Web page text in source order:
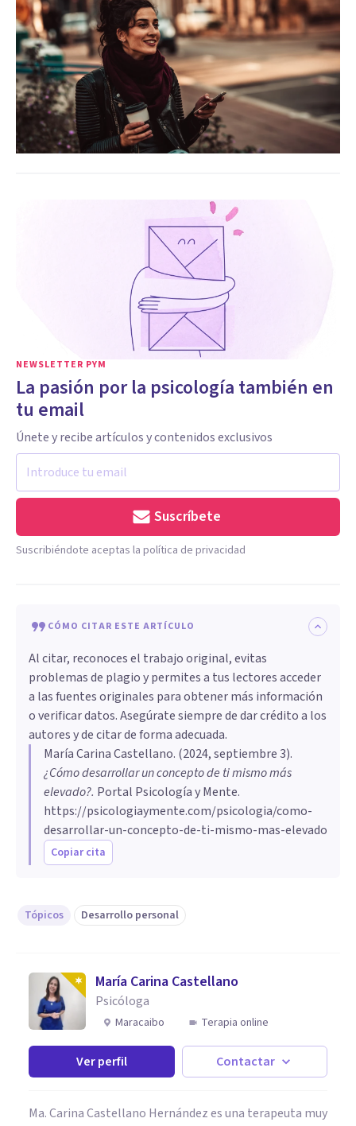
NEWSLETTER PYM
La pasión por la psicología también en
tu email
Únete y recibe artículos y contenidos exclusivos
Suscríbete
Suscribiéndote aceptas la política de privacidad
CÓMO CITAR ESTE ARTÍCULO
Al citar, reconoces el trabajo original, evitas
problemas de plagio y permites a tus lectores acceder
a las fuentes originales para obtener más información
o verificar datos. Asegúrate siempre de dar crédito a los
autores y de citar de forma adecuada.
María Carina Castellano. (2024, septiembre 3).
¿Cómo desarrollar un concepto de ti mismo más
elevado?. Portal Psicología y Mente.
https://psicologiaymente.com/psicologia/como-
desarrollar-un-concepto-de-ti-mismo-mas-elevado
Copiar cita
Tópicos Desarrollo personal
María Carina Castellano
Psicóloga
Maracaibo Terapia online
Ver perfil Contactar
Ma. Carina Castellano Hernández es una terapeuta muy